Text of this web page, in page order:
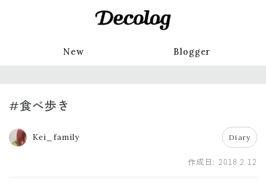
New Blogger
#食べ歩き
Kei_family Diary
作成日: 2018.2.12